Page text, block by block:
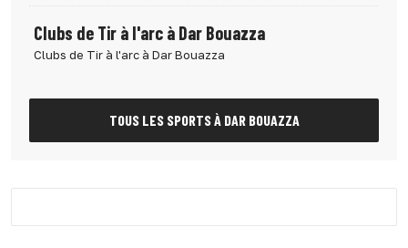
Clubs de Tir à l'arc à Dar Bouazza
Clubs de Tir à l'arc à Dar Bouazza
TOUS LES SPORTS À DAR BOUAZZA